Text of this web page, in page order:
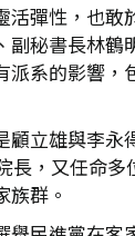
彈性，也
秘書長林
系的影響
立雄與李
，又任命
群。